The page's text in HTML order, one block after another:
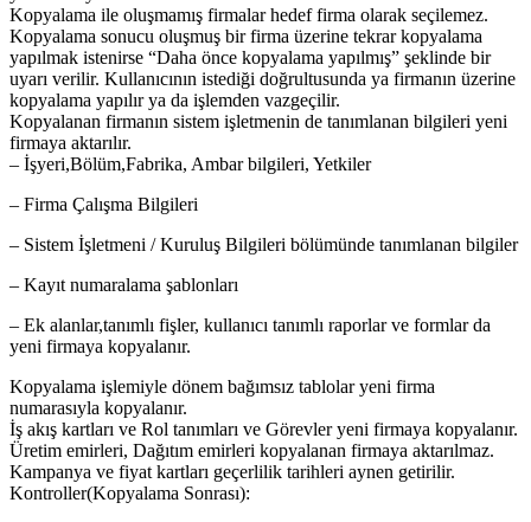
Kopyalama ile oluşmamış firmalar hedef firma olarak seçilemez.
Kopyalama sonucu oluşmuş bir firma üzerine tekrar kopyalama
yapılmak istenirse “Daha önce kopyalama yapılmış” şeklinde bir
uyarı verilir. Kullanıcının istediği doğrultusunda ya firmanın üzerine
kopyalama yapılır ya da işlemden vazgeçilir.
Kopyalanan firmanın sistem işletmenin de tanımlanan bilgileri yeni
firmaya aktarılır.
– İşyeri,Bölüm,Fabrika, Ambar bilgileri, Yetkiler
– Firma Çalışma Bilgileri
– Sistem İşletmeni / Kuruluş Bilgileri bölümünde tanımlanan bilgiler
– Kayıt numaralama şablonları
– Ek alanlar,tanımlı fişler, kullanıcı tanımlı raporlar ve formlar da
yeni firmaya kopyalanır.
Kopyalama işlemiyle dönem bağımsız tablolar yeni firma
numarasıyla kopyalanır.
İş akış kartları ve Rol tanımları ve Görevler yeni firmaya kopyalanır.
Üretim emirleri, Dağıtım emirleri kopyalanan firmaya aktarılmaz.
Kampanya ve fiyat kartları geçerlilik tarihleri aynen getirilir.
Kontroller(Kopyalama Sonrası):